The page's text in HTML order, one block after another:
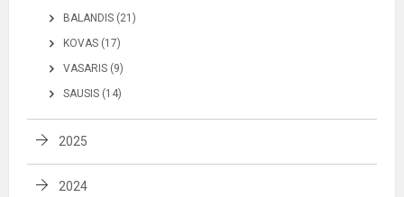
BALANDIS (21)
KOVAS (17)
VASARIS (9)
SAUSIS (14)
2025
2024